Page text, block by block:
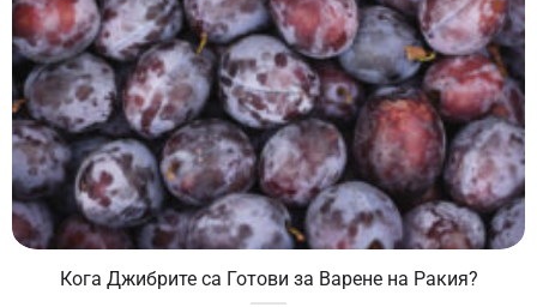
Кога Джибрите са Готови за Варене на Ракия?